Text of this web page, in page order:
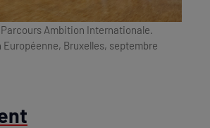
Ambition Internationale.
Européenne, Bruxelles, septembre